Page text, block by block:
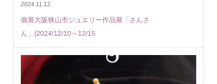
2024.11.12
個展大阪狭山市ジュエリー作品展「さんさ
ん」|2024/12/10～12/15